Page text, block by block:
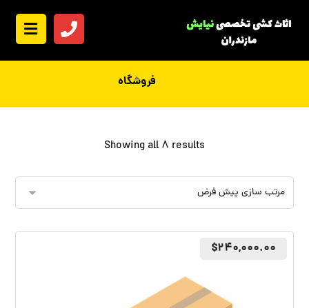
فروشگاه
Showing all 8 results
$۲۴۰,۰۰۰.۰۰